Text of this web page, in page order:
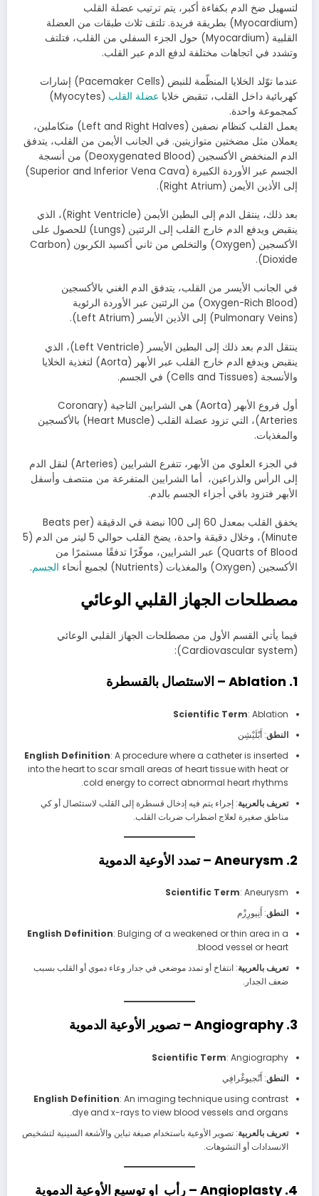
لتسهيل ضخ الدم بكفاءة أكبر، يتم ترتيب عضلة القلب
(Myocardium) بطريقة فريدة. تلتف ثلاث طبقات من العضلة
القلبية (Myocardium) حول الجزء السفلي من القلب، فتلتف
وتشدد في اتجاهات مختلفة لدفع الدم عبر القلب.
عندما توّلد الخلايا المنظّمة للنبض (Pacemaker Cells) إشارات
كهربائية داخل القلب، تنقبض خلايا عضلة القلب
(Myocytes)
كمجموعة واحدة.
يعمل القلب كنظام نصفين (Left and Right Halves) متكاملين،
يعملان مثل مضختين متوازيتين. في الجانب الأيمن من القلب، يتدفق
الدم المنخفض الأكسجين (Deoxygenated Blood) من أنسجة
الجسم عبر الأوردة الكبيرة (Superior and Inferior Vena Cava)
إلى الأذين الأيمن (Right Atrium).
بعد ذلك، ينتقل الدم إلى البطين الأيمن (Right Ventricle)، الذي
ينقبض ويدفع الدم خارج القلب إلى الرئتين (Lungs) للحصول على
الأكسجين (Oxygen) والتخلص من ثاني أكسيد الكربون (Carbon
Dioxide).
في الجانب الأيسر من القلب، يتدفق الدم الغني بالأكسجين
(Oxygen-Rich Blood) من الرئتين عبر الأوردة الرئوية
(Pulmonary Veins) إلى الأذين الأيسر (Left Atrium).
ينتقل الدم بعد ذلك إلى البطين الأيسر (Left Ventricle)، الذي
ينقبض ويدفع الدم خارج القلب عبر الأبهر (Aorta) لتغذية الخلايا
والأنسجة (Cells and Tissues) في الجسم.
أول فروع الأبهر (Aorta) هي الشرايين التاجية (Coronary
Arteries)، التي تزود عضلة القلب (Heart Muscle) بالأكسجين
والمغذيات.
في الجزء العلوي من الأبهر، تتفرع الشرايين (Arteries) لنقل الدم
إلى الرأس والذراعين، أما الشرايين المتفرعة من منتصف وأسفل
الأبهر فتزود باقي أجزاء الجسم بالدم.
يخفق القلب بمعدل 60 إلى 100 نبضة في الدقيقة (Beats per
Minute)، وخلال دقيقة واحدة، يضخ القلب حوالي 5 ليتر من الدم (5
Quarts of Blood) عبر الشرايين، موفّرًا تدفقًا مستمرًا من
الأكسجين (Oxygen) والمغذيات (Nutrients) لجميع أنحاء
الجسم.
مصطلحات الجهاز القلبي الوعائي
فيما يأتي القسم الأول من مصطلحات الجهاز القلبي الوعائي
(Cardiovascular system):
1. Ablation – الاستئصال بالقسطرة
Scientific Term: Ablation
النطق: أَبْلَيْشِن
English Definition: A procedure where a catheter is inserted
into the heart to scar small areas of heart tissue with heat or
cold energy to correct abnormal heart rhythms.
تعريف بالعربية: إجراء يتم فيه إدخال قسطرة إلى القلب لاستئصال أو كي
مناطق صغيرة لعلاج اضطراب ضربات القلب.
2. Aneurysm – تمدد الأوعية الدموية
Scientific Term: Aneurysm
النطق: أَنِيورِزْم
English Definition: Bulging of a weakened or thin area in a
blood vessel or heart.
تعريف بالعربية: انتفاخ أو تمدد موضعي في جدار وعاء دموي أو القلب بسبب
ضعف الجدار.
3. Angiography – تصوير الأوعية الدموية
Scientific Term: Angiography
النطق: أَنْجيوغْرافِي
English Definition: An imaging technique using contrast
dye and x-rays to view blood vessels and organs.
تعريف بالعربية: تصوير الأوعية باستخدام صبغة تباين والأشعة السينية لتشخيص
الانسدادات أو التشوهات.
4. Angioplasty – رأب او توسيع الأوعية الدموية